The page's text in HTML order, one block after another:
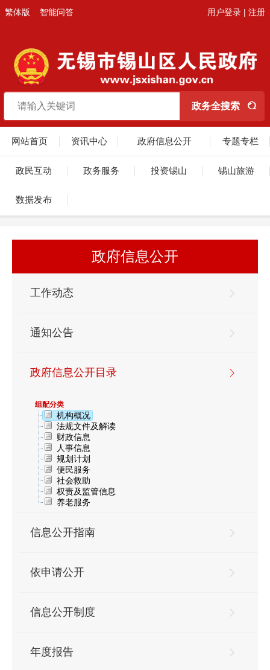
繁体版 智能问答 用户登录 | 注册
网站首页 资讯中心 政府信息公开 专题专栏
政民互动 政务服务 投资锡山 锡山旅游
数据发布
政府信息公开
工作动态
通知公告
政府信息公开目录
组配分类
机构概况
法规文件及解读
财政信息
人事信息
规划计划
便民服务
社会救助
权责及监管信息
养老服务
信息公开指南
依申请公开
信息公开制度
年度报告